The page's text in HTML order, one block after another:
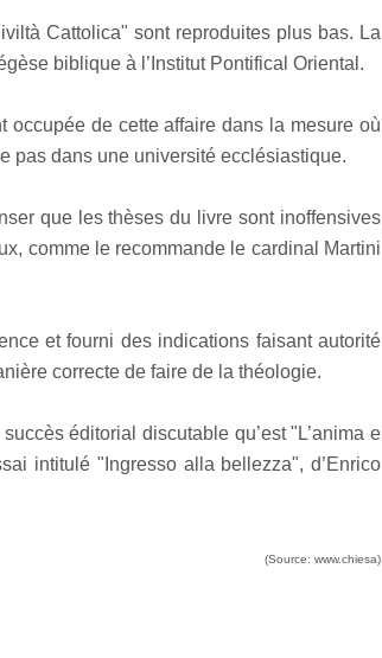
Cattolica" sont reproduites plus bas. La
biblique à l’Institut Pontifical Oriental.
occupée de cette affaire dans la mesure où
pas dans une université ecclésiastique.
que les thèses du livre sont inoffensives
comme le recommande le cardinal Martini
et fourni des indications faisant autorité
correcte de faire de la théologie.
éditorial discutable qu’est "L’anima e
intitulé "Ingresso alla bellezza", d’Enrico
(Source: www.chiesa)